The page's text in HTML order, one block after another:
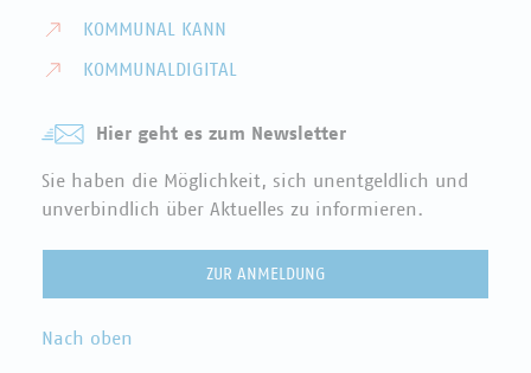
KOMMUNAL KANN
KOMMUNALDIGITAL
Hier geht es zum Newsletter
Sie haben die Möglichkeit, sich unentgeldlich und
unverbindlich über Aktuelles zu informieren.
ZUR ANMELDUNG
Nach oben